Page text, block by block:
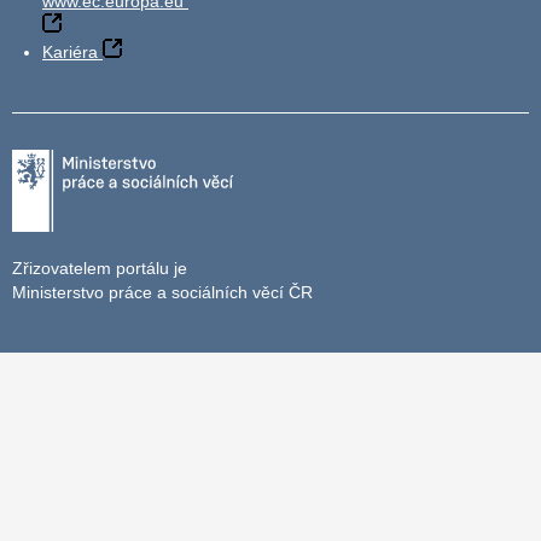
Kariéra
Zřizovatelem portálu je
Ministerstvo práce a sociálních věcí ČR